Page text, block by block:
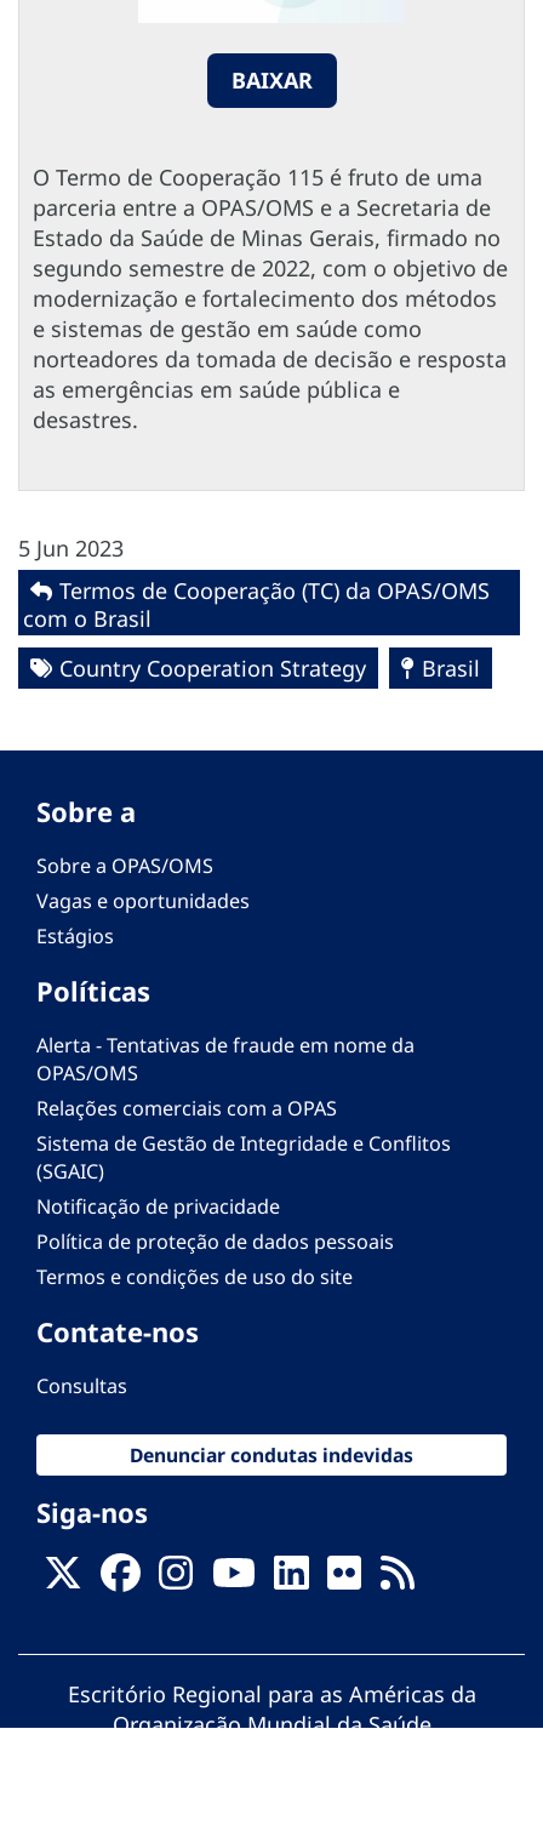
BAIXAR
O Termo de Cooperação 115 é fruto de uma
parceria entre a OPAS/OMS e a Secretaria de
Estado da Saúde de Minas Gerais, firmado no
segundo semestre de 2022, com o objetivo de
modernização e fortalecimento dos métodos
e sistemas de gestão em saúde como
norteadores da tomada de decisão e resposta
as emergências em saúde pública e
desastres.
5 Jun 2023
Termos de Cooperação (TC) da OPAS/OMS
com o Brasil
Country Cooperation Strategy
Brasil
Sobre a
Sobre a OPAS/OMS
Vagas e oportunidades
Estágios
Políticas
Alerta - Tentativas de fraude em nome da
OPAS/OMS
Relações comerciais com a OPAS
Sistema de Gestão de Integridade e Conflitos
(SGAIC)
Notificação de privacidade
Política de proteção de dados pessoais
Termos e condições de uso do site
Contate-nos
Consultas
Denunciar condutas indevidas
Siga-nos
Escritório Regional para as Américas da
Organização Mundial da Saúde